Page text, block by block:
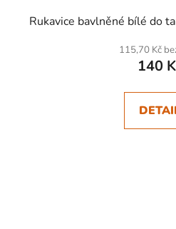
Rukavice bavlněné bílé do
115,70 Kč
140